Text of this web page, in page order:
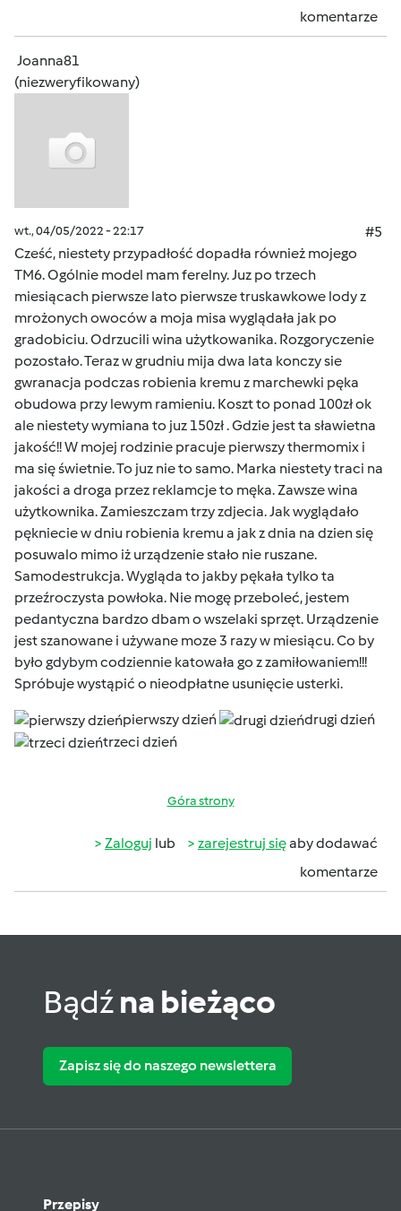
komentarze
Joanna81
(niezweryfikowany)
wt., 04/05/2022 - 22:17
#5
Cześć, niestety przypadłość dopadła również mojego
TM6. Ogólnie model mam ferelny. Juz po trzech
miesiącach pierwsze lato pierwsze truskawkowe lody z
mrożonych owoców a moja misa wyglądała jak po
gradobiciu. Odrzucili wina użytkowanika. Rozgoryczenie
pozostało. Teraz w grudniu mija dwa lata konczy sie
gwranacja podczas robienia kremu z marchewki pęka
obudowa przy lewym ramieniu. Koszt to ponad 100zł ok
ale niestety wymiana to juz 150zł . Gdzie jest ta sławietna
jakość!! W mojej rodzinie pracuje pierwszy thermomix i
ma się świetnie. To juz nie to samo. Marka niestety traci na
jakości a droga przez reklamcje to męka. Zawsze wina
użytkownika. Zamieszczam trzy zdjecia. Jak wyglądało
pękniecie w dniu robienia kremu a jak z dnia na dzien się
posuwalo mimo iż urządzenie stało nie ruszane.
Samodestrukcja. Wygląda to jakby pękała tylko ta
przeźroczysta powłoka. Nie mogę przeboleć, jestem
pedantyczna bardzo dbam o wszelaki sprzęt. Urządzenie
jest szanowane i używane moze 3 razy w miesiącu. Co by
było gdybym codziennie katowała go z zamiłowaniem!!!
Spróbuje wystąpić o nieodpłatne usunięcie usterki.
pierwszy dzień
drugi dzień
trzeci dzień
Góra strony
Zaloguj lub zarejestruj sięaby dodawać
komentarze
Bądźna bieżąco
Zapisz się do naszego newslettera
Przepisy